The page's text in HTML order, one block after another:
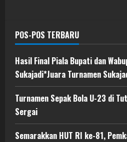
POS-POS TERBARU
Hasil Final Piala Bupati dan
Sukajadi*Juara Turnamen
Turnamen Sepak Bola U-23 di
Sergai
Semarakkan HUT RI ke-81,